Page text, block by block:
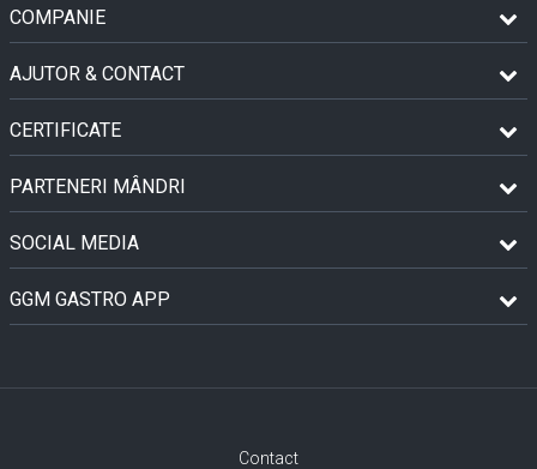
COMPANIE
AJUTOR & CONTACT
CERTIFICATE
PARTENERI MÂNDRI
SOCIAL MEDIA
GGM GASTRO APP
Contact